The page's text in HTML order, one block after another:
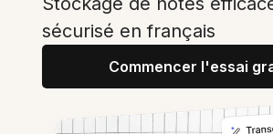
sécurisé en français
Commencer l'essai